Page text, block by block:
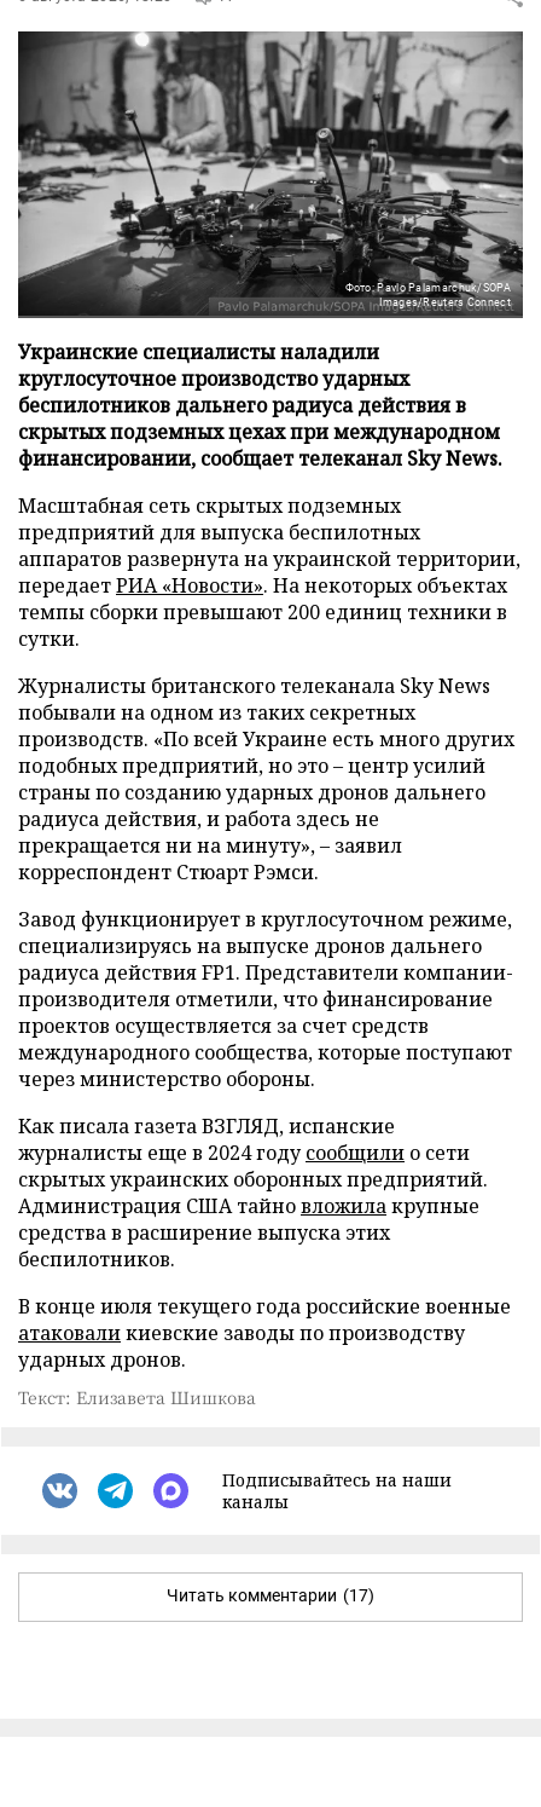
Фото: Pavlo Palamarchuk/SOPA
Images/Reuters Connect
Украинские специалисты наладили
круглосуточное производство ударных
беспилотников дальнего радиуса действия в
скрытых подземных цехах при международном
финансировании, сообщает телеканал Sky News.
Масштабная сеть скрытых подземных
предприятий для выпуска беспилотных
аппаратов развернута на украинской территории,
передаетРИА «Новости». На некоторых объектах
темпы сборки превышают 200 единиц техники в
сутки.
Журналисты британского телеканала Sky News
побывали на одном из таких секретных
производств. «По всей Украине есть много других
подобных предприятий, но это – центр усилий
страны по созданию ударных дронов дальнего
радиуса действия, и работа здесь не
прекращается ни на минуту», – заявил
корреспондент Стюарт Рэмси.
Завод функционирует в круглосуточном режиме,
специализируясь на выпуске дронов дальнего
радиуса действия FP1. Представители компании-
производителя отметили, что финансирование
проектов осуществляется за счет средств
международного сообщества, которые поступают
через министерство обороны.
Как писала газета ВЗГЛЯД, испанские
журналисты еще в 2024 годусообщили о сети
скрытых украинских оборонных предприятий.
Администрация США тайновложилакрупные
средства в расширение выпуска этих
беспилотников.
В конце июля текущего года российские военные
атаковаликиевские заводы по производству
ударных дронов.
Текст: Елизавета Шишкова
Подписывайтесь на наши
каналы
Читать комментарии (17)